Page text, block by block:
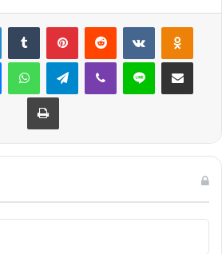
LinkedInTumblr PinterestReddit VKontakte
MessengerWhatsAppTelegramViber Line E-Posta ile
Yazdır